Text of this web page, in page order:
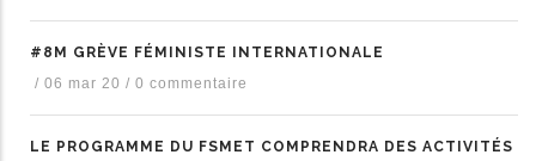
#8M GRÈVE FÉMINISTE INTERNATIONALE
/ 06 mar 20 / 0 commentaire
LE PROGRAMME DU FSMET COMPRENDRA DES ACTIVITÉS